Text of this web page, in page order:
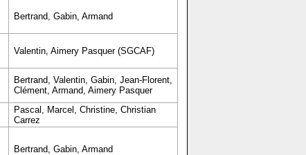
Bertrand, Gabin, Armand
Valentin, Aimery Pasquer (SGCAF)
Bertrand, Valentin, Gabin, Jean-Florent,
Clément, Armand, Aimery Pasquer
Pascal, Marcel, Christine, Christian
Carrez
Bertrand, Gabin, Armand